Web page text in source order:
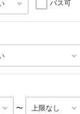
バス可
〜